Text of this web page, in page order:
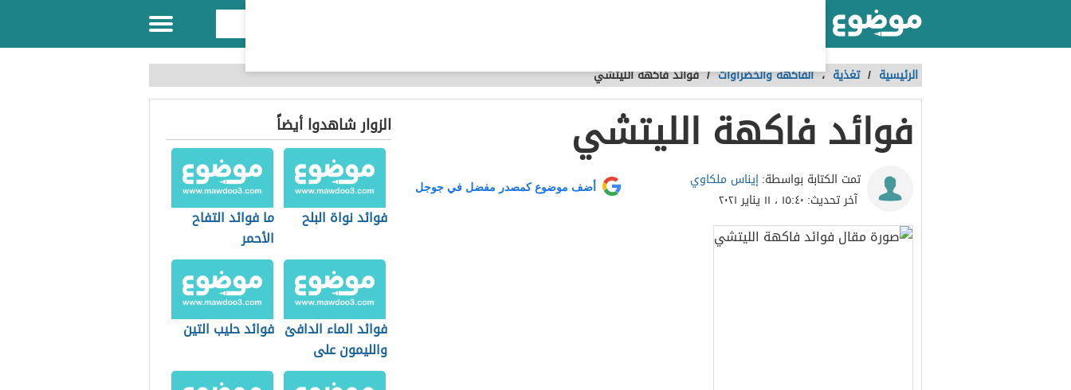
الرئيسية / تغذية ،الفاكهة والخضراوات /فوائد فاكهة الليتشي
فوائد فاكهة الليتشي
تمت الكتابة بواسطة:إيناس ملكاوي
آخر تحديث: ١٥:٤٠ ، ١١ يناير ٢٠٢١
أضف موضوع كمصدر مفضل في جوجل
الزوار شاهدوا أيضاً
فوائد نواة البلح
ما فوائد التفاح
الأحمر
فوائد الماء الدافئ
والليمون على
الريق
فوائد حليب التين